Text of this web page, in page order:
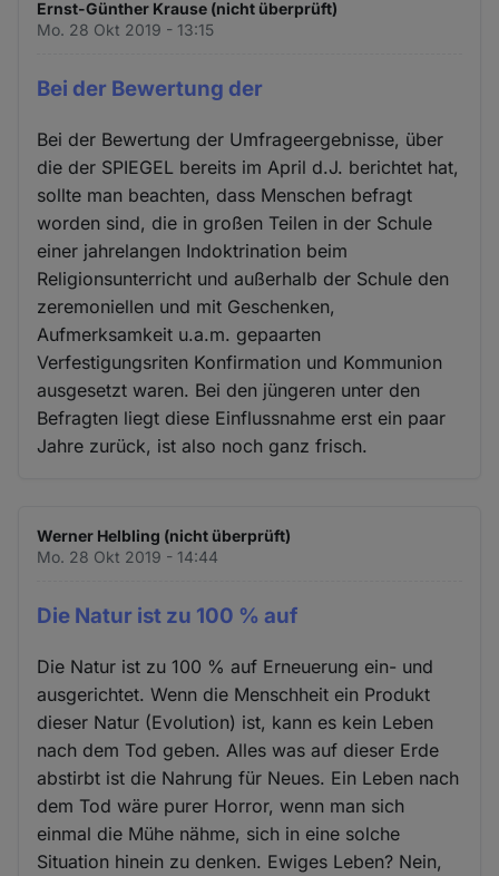
Ernst-Günther Krause (nicht überprüft)
Mo. 28 Okt 2019 - 13:15
Bei der Bewertung der
Bei der Bewertung der Umfrageergebnisse, über
die der SPIEGEL bereits im April d.J. berichtet hat,
sollte man beachten, dass Menschen befragt
worden sind, die in großen Teilen in der Schule
einer jahrelangen Indoktrination beim
Religionsunterricht und außerhalb der Schule den
zeremoniellen und mit Geschenken,
Aufmerksamkeit u.a.m. gepaarten
Verfestigungsriten Konfirmation und Kommunion
ausgesetzt waren. Bei den jüngeren unter den
Befragten liegt diese Einflussnahme erst ein paar
Jahre zurück, ist also noch ganz frisch.
Werner Helbling (nicht überprüft)
Mo. 28 Okt 2019 - 14:44
Die Natur ist zu 100 % auf
Die Natur ist zu 100 % auf Erneuerung ein- und
ausgerichtet. Wenn die Menschheit ein Produkt
dieser Natur (Evolution) ist, kann es kein Leben
nach dem Tod geben. Alles was auf dieser Erde
abstirbt ist die Nahrung für Neues. Ein Leben nach
dem Tod wäre purer Horror, wenn man sich
einmal die Mühe nähme, sich in eine solche
Situation hinein zu denken. Ewiges Leben? Nein,